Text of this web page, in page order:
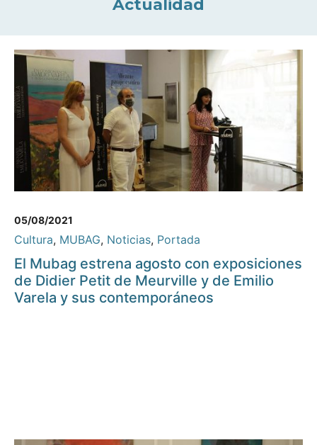
Actualidad
05/08/2021
Cultura, MUBAG, Noticias, Portada
El Mubag estrena agosto con exposiciones
de Didier Petit de Meurville y de Emilio
Varela y sus contemporáneos